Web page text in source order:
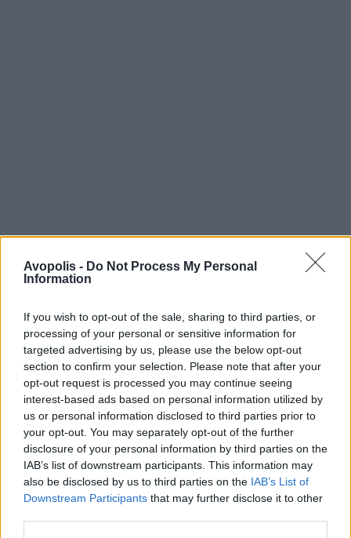
Avopolis - Do Not Process My Personal
Information
If you wish to opt-out of the sale, sharing to third parties, or
processing of your personal or sensitive information for
targeted advertising by us, please use the below opt-out
section to confirm your selection. Please note that after your
opt-out request is processed you may continue seeing
interest-based ads based on personal information utilized by
us or personal information disclosed to third parties prior to
your opt-out. You may separately opt-out of the further
disclosure of your personal information by third parties on the
IAB’s list of downstream participants. This information may
also be disclosed by us to third parties on the IAB’s List of
Downstream Participants that may further disclose it to other